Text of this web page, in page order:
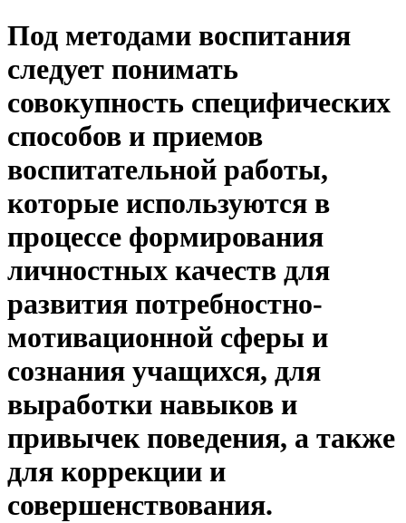
Под методами воспитания
следует понимать
совокупность специфических
способов и приемов
воспитательной работы,
которые используются в
процессе формирования
личностных качеств для
развития потребностно-
мотивационной сферы и
сознания учащихся, для
выработки навыков и
привычек поведения, а также
для коррекции и
совершенствования.